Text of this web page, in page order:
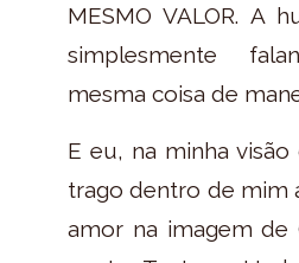
MESMO VALOR. A
simplesmente
mesma coisa de
E eu, na minha
trago dentro de mim
amor na imagem de